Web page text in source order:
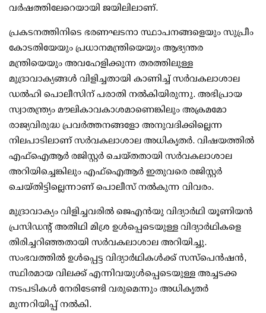
വര്‍ഷത്തിലേറെയായി ജയിലിലാണ്.
പ്രകടനത്തിനിടെ ഭരണഘടനാ സ്ഥാപനങ്ങളെയും സുപ്രീം
കോടതിയേയും പ്രധാനമന്ത്രിയെയും ആഭ്യന്തര
മന്ത്രിയെയും അവഹേളിക്കുന്ന തരത്തിലുള്ള
മുദ്രാവാക്യങ്ങള്‍ വിളിച്ചതായി കാണിച്ച് സര്‍വകലാശാല
ഡല്‍ഹി പൊലീസിന് പരാതി നല്‍കിയിരുന്നു. അഭിപ്രായ
സ്വാതന്ത്ര്യം മൗലികാവകാശമാണെങ്കിലും അക്രമമോ
രാജ്യവിരുദ്ധ പ്രവര്‍ത്തനങ്ങളോ അനുവദിക്കില്ലെന്ന
നിലപാടിലാണ് സര്‍വകലാശാല അധികൃതര്‍. വിഷയത്തില്‍
എഫ്ഐആര്‍ രജിസ്റ്റര്‍ ചെയ്തതായി സര്‍വകലാശാല
അറിയിച്ചെങ്കിലും എഫ്ഐആര്‍ ഇതുവരെ രജിസ്റ്റര്‍
ചെയ്തിട്ടില്ലെന്നാണ് പൊലീസ് നല്‍കുന്ന വിവരം.
മുദ്രാവാക്യം വിളിച്ചവരില്‍ ജെഎന്‍യു വിദ്യാര്‍ഥി യൂണിയന്‍
പ്രസിഡന്റ് അതിഥി മിശ്ര ഉള്‍പ്പെടെയുള്ള വിദ്യാര്‍ഥികളെ
തിരിച്ചറിഞ്ഞതായി സര്‍വകലാശാല അറിയിച്ചു.
സംഭവത്തില്‍ ഉള്‍പ്പെട്ട വിദ്യാര്‍ഥികള്‍ക്ക് സസ്‌പെന്‍ഷന്‍,
സ്ഥിരമായ വിലക്ക് എന്നിവയുള്‍പ്പെടെയുള്ള അച്ചടക്ക
നടപടികള്‍ നേരിടേണ്ടി വരുമെന്നും അധികൃതര്‍
മുന്നറിയിപ്പ് നല്‍കി.